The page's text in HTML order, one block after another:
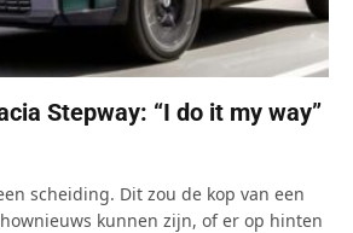
Stepway: “I do it my way”
scheiding. Dit zou de kop van een
kunnen zijn, of er op hinten